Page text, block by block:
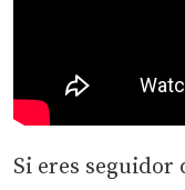
Si eres seguidor